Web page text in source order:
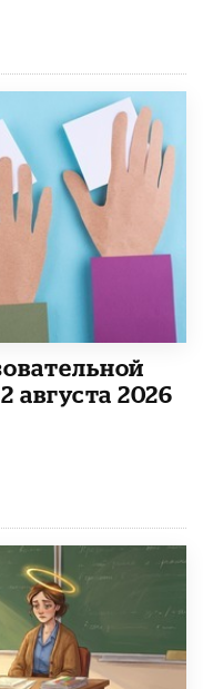
августа 2026